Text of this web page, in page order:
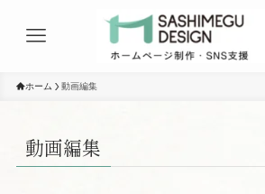
ホーム 動画編集
動画編集